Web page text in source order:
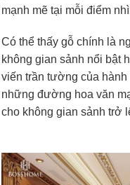
mạnh mẽ tại mỗi điểm
Có thể thấy gỗ chính là
không gian sảnh nổi bật
viến trần tường của
những đường hoa văn
cho không gian sảnh trở